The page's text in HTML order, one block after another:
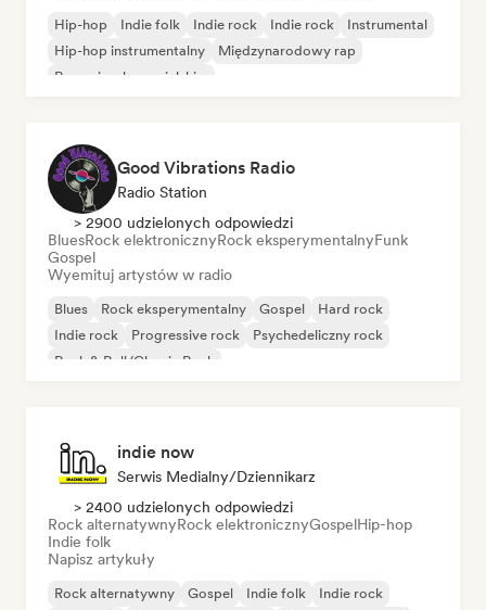
Hip-hop Indie folk Indie rock Indie rock
Instrumental
Hip-hop instrumentalny
Międzynarodowy rap
Rap w języku angielskim
Good Vibrations Radio
Radio Station
> 2900 udzielonych odpowiedzi
BluesRock elektronicznyRock eksperymentalnyFunk
Gospel
Wyemituj artystów w radio
Blues Rock eksperymentalny Gospel
Hard rock
Indie rock
Progressive rock
Psychedeliczny rock
Rock & Roll/Classic Rock
indie now
Serwis Medialny/Dziennikarz
> 2400 udzielonych odpowiedzi
Rock alternatywnyRock elektronicznyGospelHip-hop
Indie folk
Napisz artykuły
Rock alternatywny Gospel Indie folk
Indie rock